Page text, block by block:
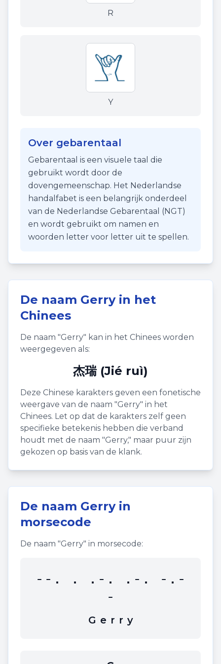
R
Y
Over gebarentaal
Gebarentaal is een visuele taal die
gebruikt wordt door de
dovengemeenschap. Het Nederlandse
handalfabet is een belangrijk onderdeel
van de Nederlandse Gebarentaal (NGT)
en wordt gebruikt om namen en
woorden letter voor letter uit te spellen.
De naam Gerryin het
Chinees
De naam "Gerry" kan in het Chinees worden
weergegeven als:
杰瑞 (Jié ruì)
Deze Chinese karakters geven een fonetische
weergave van de naam "Gerry" in het
Chinees. Let op dat de karakters zelf geen
specifieke betekenis hebben die verband
houdt met de naam "Gerry," maar puur zijn
gekozen op basis van de klank.
De naam Gerryin
morsecode
De naam "Gerry" in morsecode:
--. . .-. .-. -.-
-
G e r r y